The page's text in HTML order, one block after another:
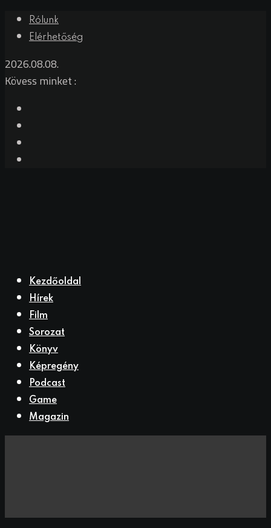
Skip
Rólunk
Elérhetőség
2026.08.08.
Kövess minket :
Kezdőoldal
Hírek
Film
Sorozat
Könyv
Képregény
Podcast
Game
Magazin